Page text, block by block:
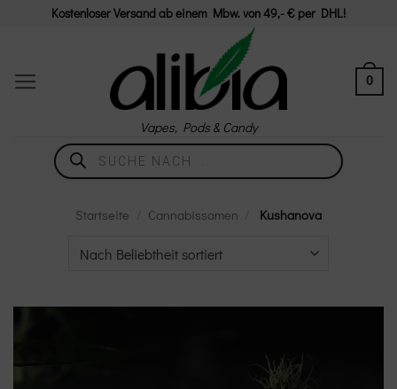
Kostenloser Versand ab einem Mbw. von 49,- € per DHL!
Vapes, Pods & Candy
0
Products
search
Startseite Cannabissamen Kushanova